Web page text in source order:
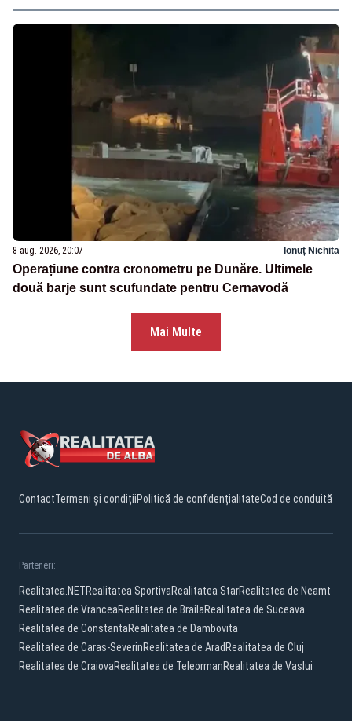
8 aug. 2026, 20:07 Ionuț Nichita
Operațiune contra cronometru pe Dunăre. Ultimele
două barje sunt scufundate pentru Cernavodă
Mai Multe
ContactTermeni și condițiiPolitică de confidențialitateCod de conduită
Parteneri:
Realitatea.NETRealitatea SportivaRealitatea StarRealitatea de Neamt
Realitatea de VranceaRealitatea de BrailaRealitatea de Suceava
Realitatea de ConstantaRealitatea de Dambovita
Realitatea de Caras-SeverinRealitatea de Arad Realitatea de Cluj
Realitatea de CraiovaRealitatea de TeleormanRealitatea de Vaslui